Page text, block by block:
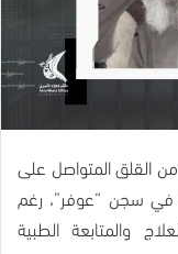
القلق المتواصل على
في سجن “عوفر”، رغم
والمتابعة الطبية